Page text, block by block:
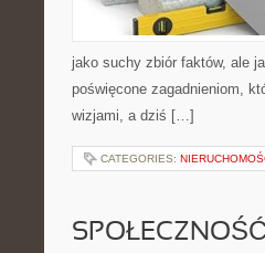
jako suchy zbiór faktów, ale
poświęcone zagadnieniom,
wizjami, a dziś […]
CATEGORIES: